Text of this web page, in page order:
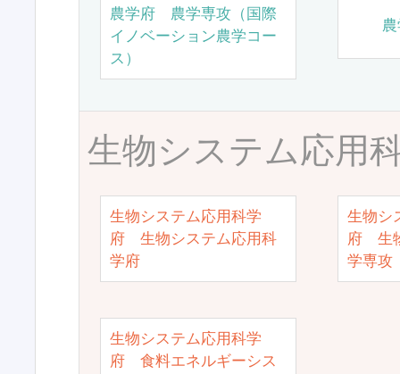
農学府 農学専攻（国際
イノベーション農学コー
ス）
生物システム応用
生物システム応用科学
府 生物システム応用科
学府
生物シ
府 生
学専攻
生物システム応用科学
府 食料エネルギーシス